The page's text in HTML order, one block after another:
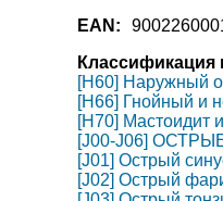
EAN:
Классификация
[H60] Наружный
[H66] Гнойный и
[H70] Мастоидит
[J00-J06]
[J01] Острый
[J02] Острый